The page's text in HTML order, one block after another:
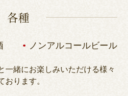
各種
ノンアルコールビール
一緒にお楽しみいただける様々
おります。